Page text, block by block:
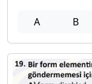
A B